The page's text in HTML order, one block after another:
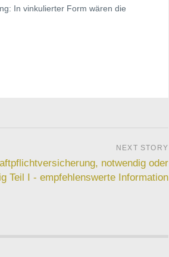
In vinkulierter Form wären die
notwendig oder
Teil I - empfehlenswerte Information